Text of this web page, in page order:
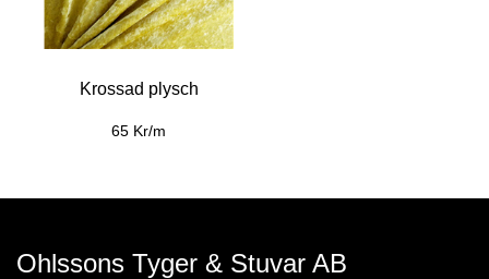
Krossad plysch
65 Kr/m
Ohlssons Tyger & Stuvar AB